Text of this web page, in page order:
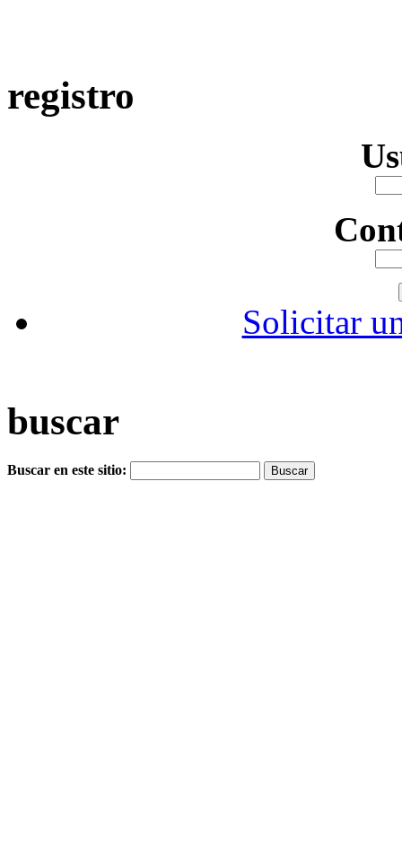
registro
Solicitar
buscar
Buscar en este sitio: